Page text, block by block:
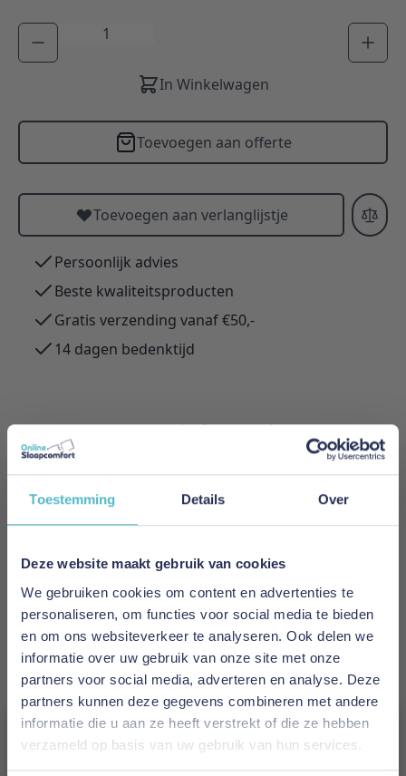
Toestemming Details Over
Deze website maakt gebruik van cookies
We gebruiken cookies om content en advertenties te
personaliseren, om functies voor social media te bieden
en om ons websiteverkeer te analyseren. Ook delen we
informatie over uw gebruik van onze site met onze
partners voor social media, adverteren en analyse. Deze
partners kunnen deze gegevens combineren met andere
informatie die u aan ze heeft verstrekt of die ze hebben
verzameld op basis van uw gebruik van hun services.
Aantal
In Winkelwagen
Toevoegen aan offerte
Toevoegen aan verlanglijstje
Persoonlijk advies
Beste kwaliteitsproducten
Gratis verzending vanaf €50,-
14 dagen bedenktijd
Meer informatie
Merk
Poldimar
Prijs
€ 339,00
Levertijd
1 tot 10 werkdagen
Maat
140 x 200 cm